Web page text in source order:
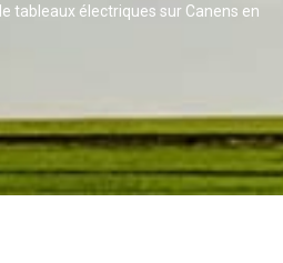
tableaux électriques sur Canens en